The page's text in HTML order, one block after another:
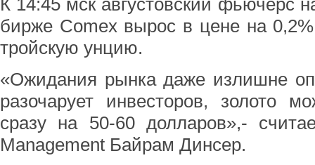
К 14:45 мск августовский фьючерс
бирже Comex вырос в цене на
тройскую унцию.
«Ожидания рынка даже излишне
разочарует инвесторов, золото
сразу на 50-60 долларов»,-
Management Байрам Динсер.